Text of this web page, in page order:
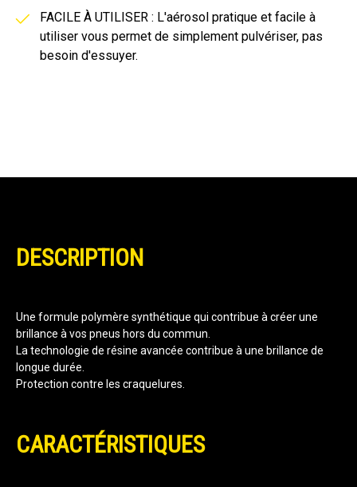
FACILE À UTILISER : L'aérosol pratique et facile à
utiliser vous permet de simplement pulvériser, pas
besoin d'essuyer.
DESCRIPTION
Une formule polymère synthétique qui contribue à créer une
brillance à vos pneus hors du commun.
La technologie de résine avancée contribue à une brillance de
longue durée.
Protection contre les craquelures.
CARACTÉRISTIQUES